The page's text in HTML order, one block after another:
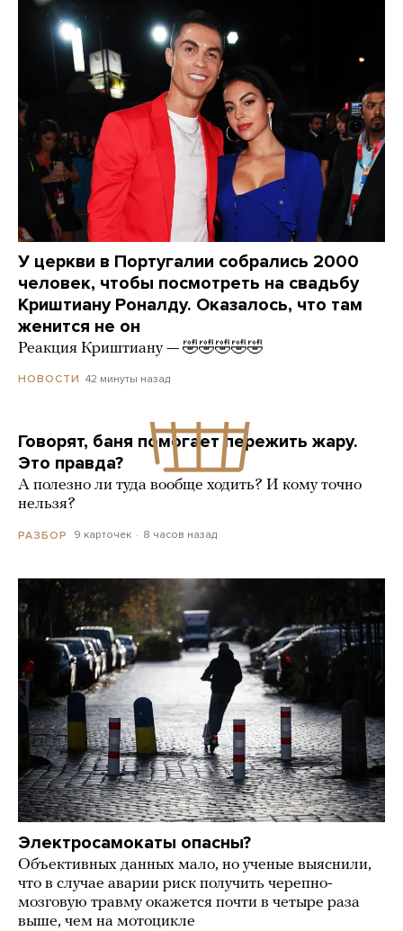
У церкви в Португалии собрались 2000
человек, чтобы посмотреть на свадьбу
Криштиану Роналду. Оказалось, что там
женится не он
Реакция Криштиану — 🤣🤣🤣🤣🤣
НОВОСТИ 42 минуты назад
Говорят, баня помогает пережить жару.
Это правда?
А полезно ли туда вообще ходить? И кому точно
нельзя?
РАЗБОР 9 карточек 8 часов назад
Электросамокаты опасны?
Объективных данных мало, но ученые выяснили,
что в случае аварии риск получить черепно-
мозговую травму окажется почти в четыре раза
выше, чем на мотоцикле